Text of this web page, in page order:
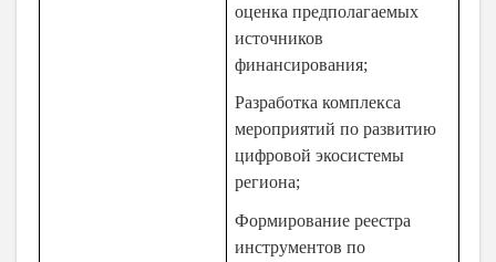
оценка предполагаемых
источников
финансирования;
Разработка комплекса
мероприятий по развитию
цифровой экосистемы
региона;
Формирование реестра
инструментов по